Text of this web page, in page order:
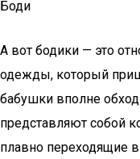
Боди
А вот бодики — это
одежды, который
бабушки вполне
представляют собой
плавно переходящие